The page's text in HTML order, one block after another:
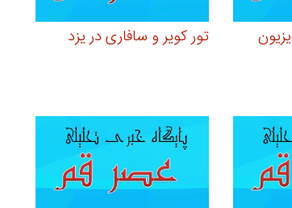
تور کویر و سافاری در یزد